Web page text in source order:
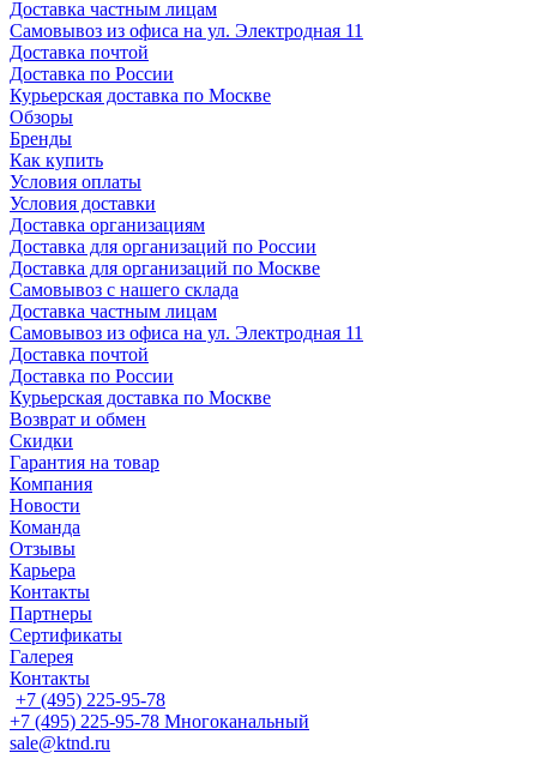
Доставка частным лицам
Самовывоз из офиса на ул. Электродная 11
Доставка почтой
Доставка по России
Курьерская доставка по Москве
Обзоры
Бренды
Как купить
Условия оплаты
Условия доставки
Доставка организациям
Доставка для организаций по России
Доставка для организаций по Москве
Самовывоз с нашего склада
Доставка частным лицам
Самовывоз из офиса на ул. Электродная 11
Доставка почтой
Доставка по России
Курьерская доставка по Москве
Возврат и обмен
Скидки
Гарантия на товар
Компания
Новости
Команда
Отзывы
Карьера
Контакты
Партнеры
Сертификаты
Галерея
Контакты
+7 (495) 225-95-78
+7 (495) 225-95-78 Многоканальный
sale@ktnd.ru